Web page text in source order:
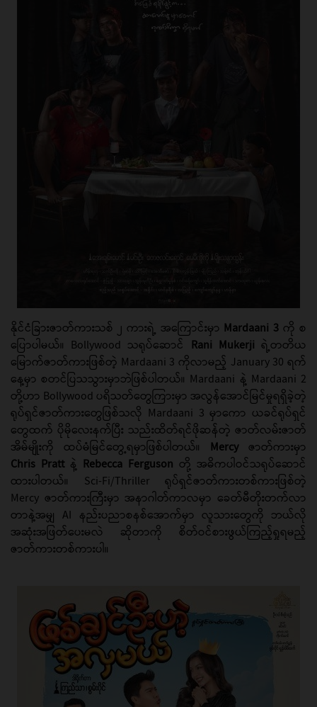
နိုင်ငံခြားဇာတ်ကားသစ် ၂ ကားရဲ့ အကြောင်းမှာ Mardaani 3 ကို စ
ပြောပါမယ်။ Bollywood သရုပ်ဆောင် Rani Mukerji ရဲ့တတိယ
မြောက်ဇာတ်ကားဖြစ်တဲ့ Mardaani 3 ကိုလာမည့် January 30 ရက်
နေ့မှာ စတင်ပြသသွားမှာဘဲဖြစ်ပါတယ်။ Mardaani နဲ့ Mardaani 2
တို့ဟာ Bollywood ပရိသတ်တွေကြားမှာ အလွန်အောင်မြင်မှုရရှိခဲ့တဲ့
ရုပ်ရှင်ဇာတ်ကားတွေဖြစ်သလို Mardaani 3 မှာကော ယခင်ရုပ်ရှင်
တွေထက် ပိုမိုလေးနက်ပြီး သည်းထိတ်ရင်ဖိုဆန်တဲ့ ဇာတ်လမ်းဇာတ်
အိမ်မျိုးကို ထပ်မံမြင်တွေ့ရမှာဖြစ်ပါတယ်။ Mercyဇာတ်ကားမှာ
Chris Pratt နဲ့ Rebecca Ferguson တို့ အဓိကပါဝင်သရုပ်ဆောင်
ထားပါတယ်။ Sci-Fi/Thriller ရုပ်ရှင်ဇာတ်ကားတစ်ကားဖြစ်တဲ့
Mercy ဇာတ်ကားကြီးမှာ အနာဂါတ်ကာလမှာ ခေတ်မီတိုးတက်လာ
တာနဲ့အမျှ AI နည်းပညာစနစ်အောက်မှာ လူသားတွေကို ဘယ်လို
အဆုံးအဖြတ်ပေးမလဲ ဆိုတာကို စိတ်ဝင်စားဖွယ်ကြည့်ရှုရမည့်
ဇာတ်ကားတစ်ကားပါ။